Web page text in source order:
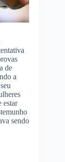
de
a
estar
sendo